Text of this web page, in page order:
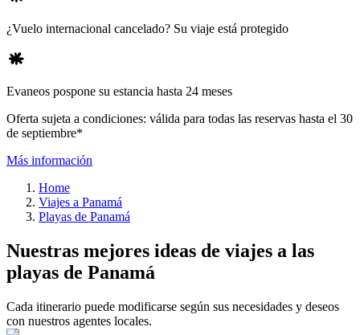
¿Vuelo internacional cancelado? Su viaje está protegido
Evaneos pospone su estancia hasta 24 meses
Oferta sujeta a condiciones: válida para todas las reservas hasta el 30
de septiembre*
Más información
Home
Viajes a Panamá
Playas de Panamá
Nuestras mejores ideas de viajes a las
playas de Panamá
Cada itinerario puede modificarse según sus necesidades y deseos
con nuestros agentes locales.